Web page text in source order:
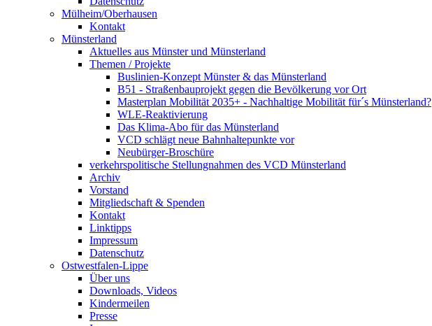
Mülheim/Oberhausen
Kontakt
Münsterland
Aktuelles aus Münster und Münsterland
Themen / Projekte
Buslinien-Konzept Münster & das Münsterland
B51 - Straßenbauprojekt gegen die Bevölkerung vor Ort
Masterplan Mobilität 2035+ - Nachhaltige Mobilität für´s Münsterland?
WLE-Reaktivierung
Das Klima-Abo für das Münsterland
VCD schlägt neue Bahnhaltepunkte vor
Neubürger-Broschüre
verkehrspolitische Stellungnahmen des VCD Münsterland
Archiv
Vorstand
Mitgliedschaft & Spenden
Kontakt
Linktipps
Impressum
Datenschutz
Ostwestfalen-Lippe
Über uns
Downloads, Videos
Kindermeilen
Presse